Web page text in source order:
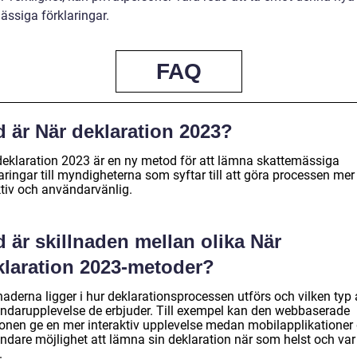
förklaringar.
FAQ
är När deklaration 2023?
2023 är en ny metod för att lämna skattemässiga
till myndigheterna som syftar till att göra processen mer
och användarvänlig.
är skillnaden mellan olika När
2023-metoder?
ligger i hur deklarationsprocessen utförs och vilken typ
de erbjuder. Till exempel kan den webbaserade
ge en mer interaktiv upplevelse medan mobilapplikationer
möjlighet att lämna sin deklaration när som helst och